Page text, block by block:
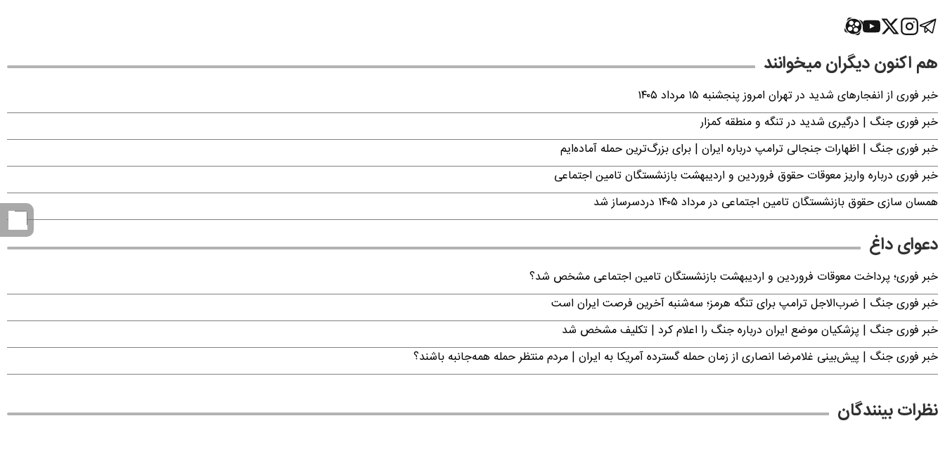
هم اکنون دیگران میخوانند
خبر فوری از انفجارهای شدید در تهران امروز پنجشنبه ۱۵ مرداد ۱۴۰۵
خبر فوری جنگ | درگیری شدید در تنگه و منطقه کمزار
خبر فوری جنگ | اظهارات جنجالی ترامپ درباره ایران | برای بزرگ‌ترین حمله آماده‌ایم
خبر فوری درباره واریز معوقات حقوق فروردین و اردیبهشت بازنشستگان تامین اجتماعی
همسان سازی حقوق بازنشستگان تامین اجتماعی در مرداد ۱۴۰۵ دردسرساز شد
دعوای داغ
خبر فوری؛ پرداخت معوقات فروردین و اردیبهشت بازنشستگان تامین اجتماعی مشخص شد؟
خبر فوری جنگ | ضرب‌الاجل ترامپ برای تنگه هرمز؛ سه‌شنبه آخرین فرصت ایران است
خبر فوری جنگ | پزشکیان موضع ایران درباره جنگ را اعلام کرد | تکلیف مشخص شد
خبر فوری جنگ | پیش‌بینی غلامرضا انصاری از زمان حمله گسترده آمریکا به ایران | مردم منتظر حمله همه‌جانبه باشند؟
نظرات بینندگان